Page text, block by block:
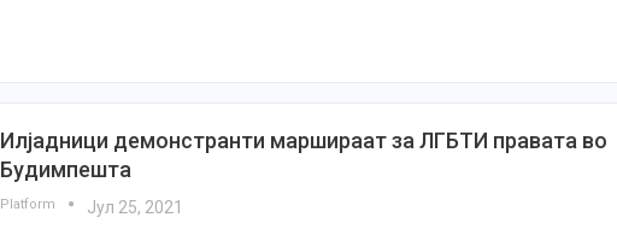
Илјадници демонстранти маршираат за ЛГБТИ правата во
Будимпешта
Platform Јул 25, 2021